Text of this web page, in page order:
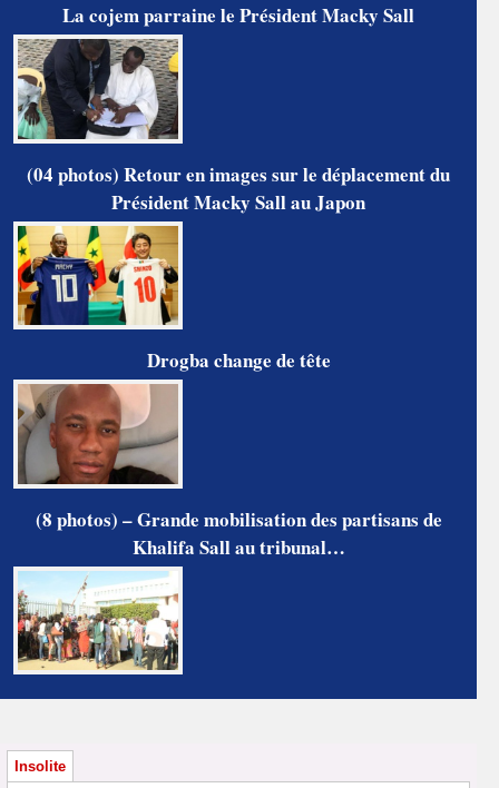
La cojem parraine le Président Macky Sall
(04 photos) Retour en images sur le déplacement du
Président Macky Sall au Japon
Drogba change de tête
(8 photos) – Grande mobilisation des partisans de
Khalifa Sall au tribunal…
Insolite